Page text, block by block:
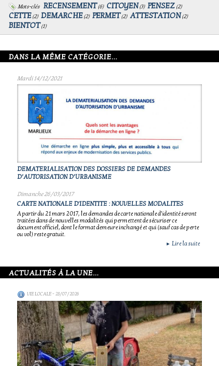
Mots-clés
RECENSEMENT(6) CITOYEN (3) PENSEZ (2)
CETTE (2) DEMARCHE (2) PERMET(2) ATTESTATION (2)
BIENTOT(1)
DANS LA MÊME CATÉGORIE...
Mardi 14/12/2021
DEMATERIALISATION DES DOSSIERS DE DEMANDES
D’AUTORISATION D’URBANISME
Dimanche 26/03/2017
CARTE NATIONALE D'IDENTITE : NOUVELLES MODALITES
A partir du 21 mars 2017, les demandes de carte nationale d’identité seront
traitées dans de nouvelles modalités qui permettent de sécuriser ce
document officiel, dont le format demeure inchangé et qui (sauf cas de perte
ou vol) reste gratuit.
► Lire la suite
ACTUALITÉS À LA UNE...
VIE LOCALE- 28/07/2026